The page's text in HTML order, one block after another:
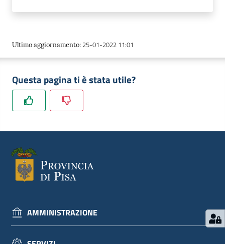
Ultimo aggiornamento: 25-01-2022 11:01
Questa pagina ti è stata utile?
AMMINISTRAZIONE